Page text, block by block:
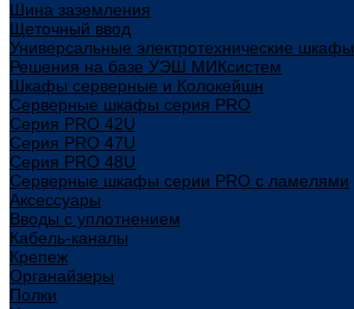
Шина заземления
Щеточный ввод
Универсальные электротехнические шкафы
Решения на базе УЭШ МИКсистем
Шкафы серверные и Колокейшн
Серверные шкафы серия PRO
Серия PRO 42U
Серия PRO 47U
Серия PRO 48U
Серверные шкафы серии PRO с ламелями
Аксессуары
Вводы с уплотнением
Кабель-каналы
Крепеж
Органайзеры
Полки